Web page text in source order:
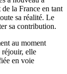
la France en tant
sa réalité. Le
sa contribution.
au moment
réjouir, elle
en voie